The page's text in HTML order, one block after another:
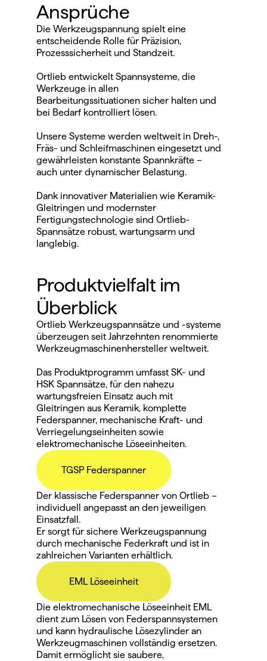
Ansprüche
Die Werkzeugspannung spielt eine
entscheidende Rolle für Präzision,
Prozesssicherheit und Standzeit.
Ortlieb entwickelt Spannsysteme, die
Werkzeuge in allen
Bearbeitungssituationen sicher halten und
bei Bedarf kontrolliert lösen.
Unsere Systeme werden weltweit in Dreh-,
Fräs- und Schleifmaschinen eingesetzt und
gewährleisten konstante Spannkräfte –
auch unter dynamischer Belastung.
Dank innovativer Materialien wie Keramik-
Gleitringen und modernster
Fertigungstechnologie sind Ortlieb-
Spannsätze robust, wartungsarm und
langlebig.
Produktvielfalt im
Überblick
Ortlieb Werkzeugspannsätze und -systeme
überzeugen seit Jahrzehnten renommierte
Werkzeugmaschinenhersteller weltweit.
Das Produktprogramm umfasst SK- und
HSK Spannsätze, für den nahezu
wartungsfreien Einsatz auch mit
Gleitringen aus Keramik, komplette
Federspanner, mechanische Kraft- und
Verriegelungseinheiten sowie
elektromechanische Löseeinheiten.
TGSP Federspanner
Der klassische Federspanner von Ortlieb –
individuell angepasst an den jeweiligen
Einsatzfall.
Er sorgt für sichere Werkzeugspannung
durch mechanische Federkraft und ist in
zahlreichen Varianten erhältlich.
EML Löseeinheit
Die elektromechanische Löseeinheit EML
dient zum Lösen von Federspannsystemen
und kann hydraulische Lösezylinder an
Werkzeugmaschinen vollständig ersetzen.
Damit ermöglicht sie saubere,